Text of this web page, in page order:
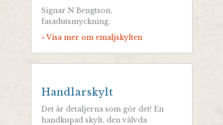
Signar N Bengtson,
fasadutsmyckning.
» Visa mer om emaljskylten
Handlarskylt
Det är detaljerna som gör det! En
handkupad skylt, den välvda